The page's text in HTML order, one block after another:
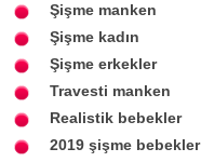
Şişme manken
Şişme kadın
Şişme erkekler
Travesti manken
Realistik bebekler
2019 şişme bebekler